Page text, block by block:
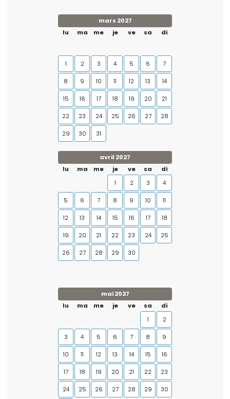
mars 2027
lu
ma me je ve sa di
1 2 3 4 5 6 7
8 9 10 11 12 13 14
15 16 17 18 19 20 21
22 23 24 25 26 27 28
29 30 31
avril 2027
lu
ma me je ve sa
di
1
2 3 4
5 6 7 8 9 10 11
12 13 14 15 16 17 18
19 20 21 22 23 24 25
26 27 28 29 30
mai 2027
lu
ma me je ve sa
di
1
2
3 4 5 6 7 8 9
10 11 12 13 14 15 16
17 18 19 20 21 22 23
24 25 26 27 28 29 30